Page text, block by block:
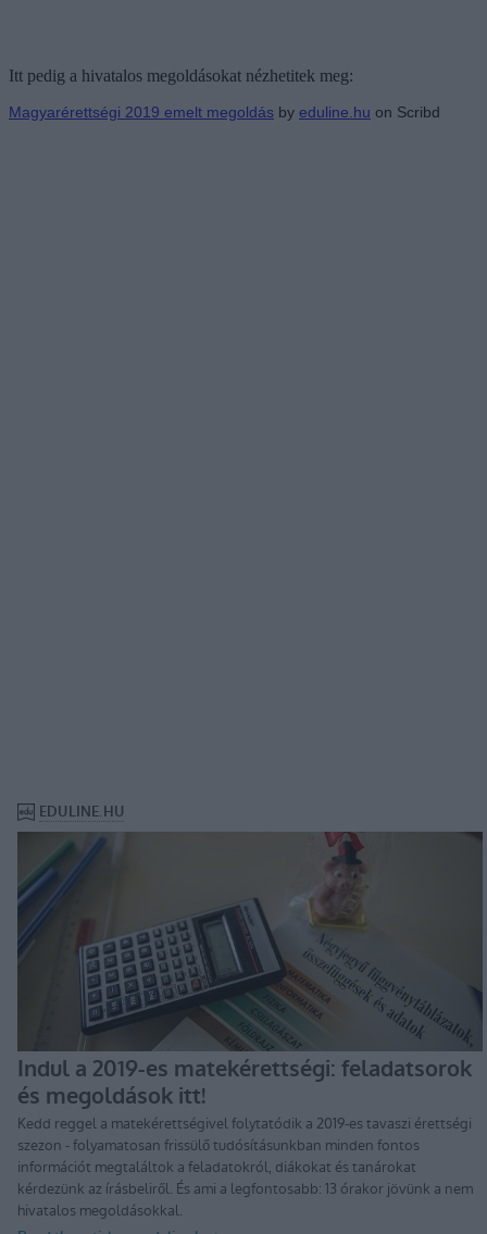
Itt pedig a hivatalos megoldásokat nézhetitek meg:
Magyarérettségi 2019 emelt megoldás by eduline.hu on Scribd